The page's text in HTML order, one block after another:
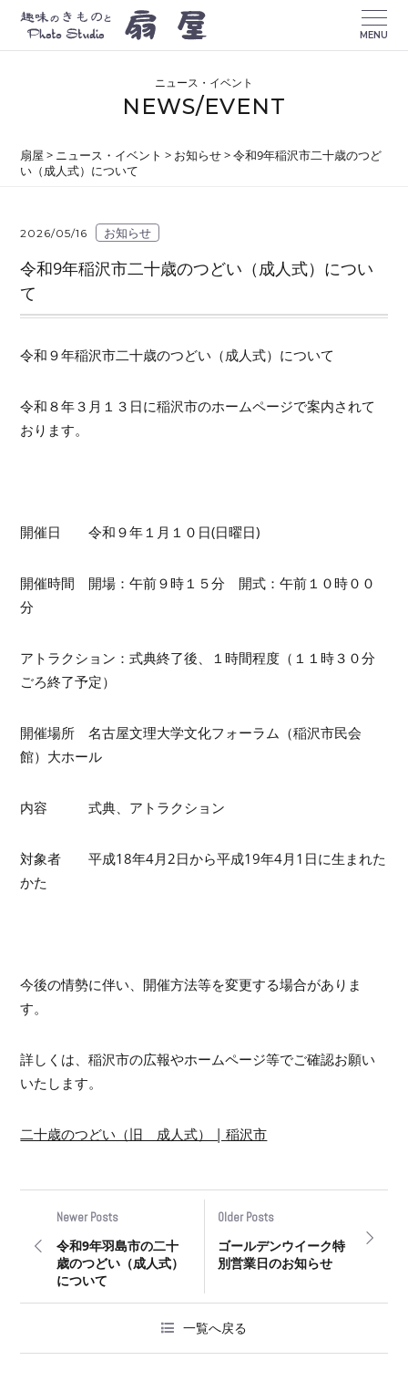
MENU
ニュース・イベント
NEWS/EVENT
扇屋 > ニュース・イベント > お知らせ>令和9年稲沢市二十歳のつど
い（成人式）について
2026/05/16 お知らせ
令和9年稲沢市二十歳のつどい（成人式）につい
て
令和９年稲沢市二十歳のつどい（成人式）について
令和８年３月１３日に稲沢市のホームページで案内されて
おります。
開催日 令和９年１月１０日(日曜日)
開催時間 開場：午前９時１５分 開式：午前１０時００
分
アトラクション：式典終了後、１時間程度（１１時３０分
ごろ終了予定）
開催場所 名古屋文理大学文化フォーラム（稲沢市民会
館）大ホール
内容 式典、アトラクション
対象者 平成18年4月2日から平成19年4月1日に生まれた
かた
今後の情勢に伴い、開催方法等を変更する場合がありま
す。
詳しくは、稲沢市の広報やホームページ等でご確認お願い
いたします。
二十歳のつどい（旧 成人式） | 稲沢市
Newer Posts
令和9年羽島市の二十
歳のつどい（成人式）
について
Older Posts
ゴールデンウイーク特
別営業日のお知らせ
一覧へ戻る